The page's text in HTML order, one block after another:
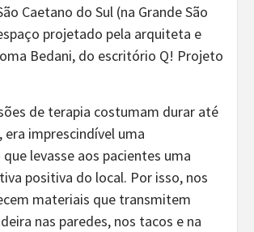
Caetano do Sul (na Grande São
projetado pela arquiteta e
Bedani, do escritório Q! Projeto
de terapia costumam durar até
imprescindível uma
levasse aos pacientes uma
positiva do local. Por isso, nos
materiais que transmitem
nas paredes, nos tacos e na